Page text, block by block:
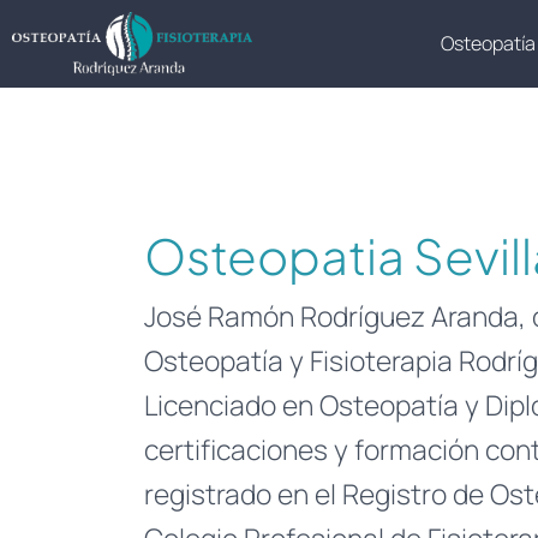
al
contenido
Osteopatía
Osteopatia
José Ramón Rodríguez
Osteopatía y Fisioterapia
Licenciado en Osteopatía y
certificaciones y formación
registrado en el Registro de